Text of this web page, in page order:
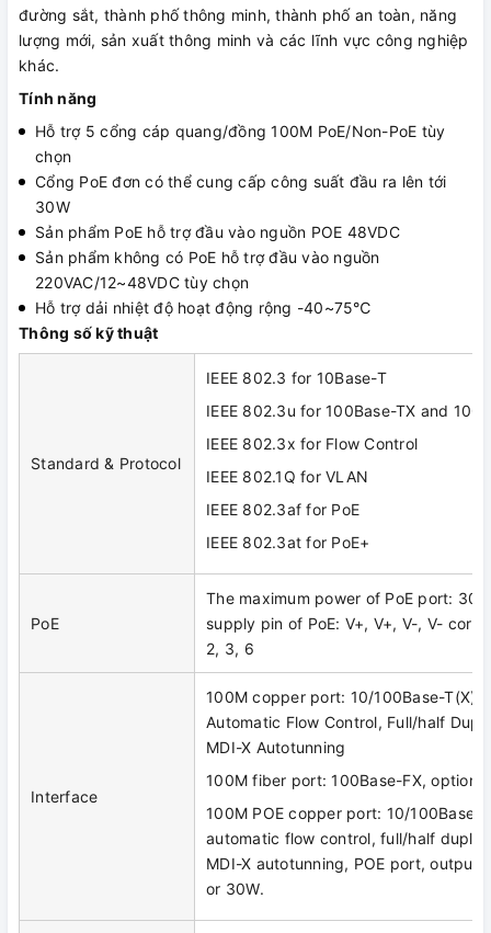
đường sắt, thành phố thông minh, thành phố an toàn, năng
lượng mới, sản xuất thông minh và các lĩnh vực công nghiệp
khác.
Tính năng
Hỗ trợ 5 cổng cáp quang/đồng 100M PoE/Non-PoE tùy
chọn
Cổng PoE đơn có thể cung cấp công suất đầu ra lên tới
30W
Sản phẩm PoE hỗ trợ đầu vào nguồn POE 48VDC
Sản phẩm không có PoE hỗ trợ đầu vào nguồn
220VAC/12~48VDC tùy chọn
Hỗ trợ dải nhiệt độ hoạt động rộng -40~75℃
Thông số kỹ thuật
Standard & Protocol
IEEE 802.3 for 10Base-T
IEEE 802.3u for 100Base-TX and
IEEE 802.3x for Flow Control
IEEE 802.1Q for VLAN
IEEE 802.3af for PoE
IEEE 802.3at for PoE+
PoE
The maximum power of PoE port:
supply pin of PoE: V+, V+, V-, V-
2, 3, 6
Interface
100M copper port: 10/100Base-T(X),
Automatic Flow Control, Full/half
MDI-X Autotunning
100M fiber port: 100Base-FX,
100M POE copper port: 10/100Base-
automatic flow control, full/half
MDI-X autotunning, POE port, output
or 30W.